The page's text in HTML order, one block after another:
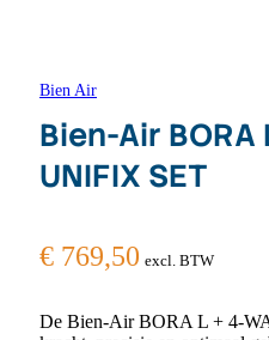
Bien Air
Bien-Air BORA
UNIFIX SET
€ 769,50 excl. BTW
De Bien-Air BORA L + 4-